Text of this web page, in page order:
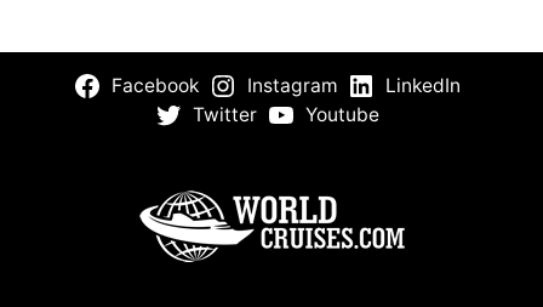
Facebook Instagram
LinkedIn
Twitter
Youtube